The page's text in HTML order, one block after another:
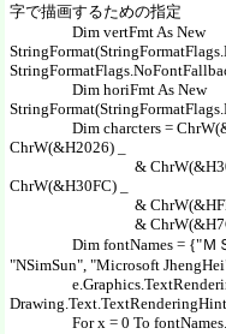
字で描画するための指定
Dim vertFmt As New
Dim horiFmt As New
Dim charcters =
ChrW(&H2026) _
& ChrW(&H300C) &
ChrW(&H30FC) _
& ChrW(&HFE31) &
& ChrW(&H7C) &
Dim fontNames = {"ＭＳ
"NSimSun", "Microsoft
For x = 0 To